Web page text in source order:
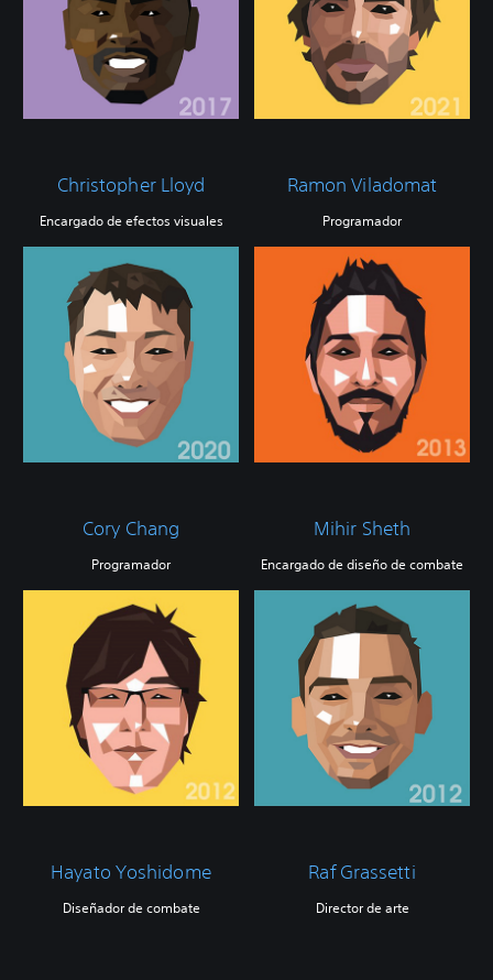
Christopher Lloyd
Encargado de efectos visuales
Ramon Viladomat
Programador
Cory Chang
Programador
Mihir Sheth
Encargado de diseño de combate
Hayato Yoshidome
Diseñador de combate
Raf Grassetti
Director de arte